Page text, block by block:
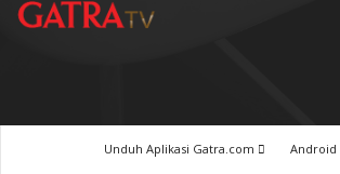
TERPOPULER
Baca GATRA Baru Bicara